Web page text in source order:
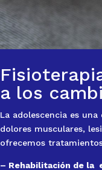
a los
La adolescencia es
dolores musculares,
ofrecemos
– Rehabilitación de la